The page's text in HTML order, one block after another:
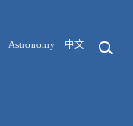
Astronomy 中文